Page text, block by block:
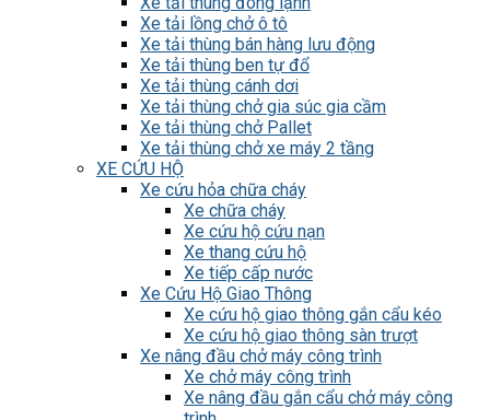
Xe tải lồng chở ô tô
Xe tải thùng bán hàng lưu động
Xe tải thùng ben tự đổ
Xe tải thùng cánh dơi
Xe tải thùng chở gia súc gia cầm
Xe tải thùng chở Pallet
Xe tải thùng chở xe máy 2 tầng
XE CỨU HỘ
Xe cứu hỏa chữa cháy
Xe chữa cháy
Xe cứu hộ cứu nạn
Xe thang cứu hộ
Xe tiếp cấp nước
Xe Cứu Hộ Giao Thông
Xe cứu hộ giao thông gắn cẩu kéo
Xe cứu hộ giao thông sàn trượt
Xe nâng đầu chở máy công trình
Xe chở máy công trình
Xe nâng đầu gắn cẩu chở máy công